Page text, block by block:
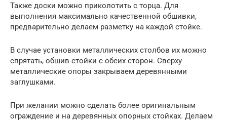
Также доски можно приколотить с торца. Для
выполнения максимально качественной обшивки,
предварительно делаем разметку на каждой стойке.
В случае установки металлических столбов их можно
спрятать, обшив стойки с обеих сторон. Сверху
металлические опоры закрываем деревянными
заглушками.
При желании можно сделать более оригинальным
ограждение и на деревянных опорных стойках. Делаем